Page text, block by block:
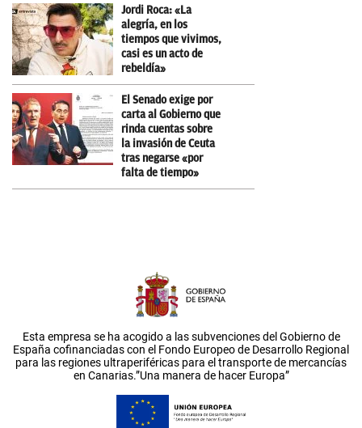
Jordi Roca: «La
alegría, en los
tiempos que vivimos,
casi es un acto de
rebeldía»
El Senado exige por
carta al Gobierno que
rinda cuentas sobre
la invasión de Ceuta
tras negarse «por
falta de tiempo»
Esta empresa se ha acogido a las subvenciones del Gobierno de
España cofinanciadas con el Fondo Europeo de Desarrollo Regional
para las regiones ultraperiféricas para el transporte de mercancías
en Canarias.”Una manera de hacer Europa”